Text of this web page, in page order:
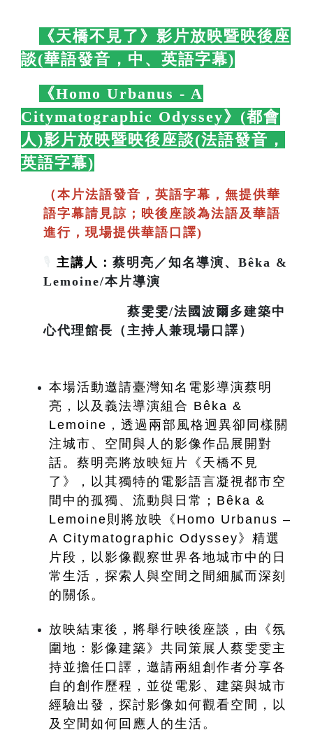
《天橋不見了》影片放映暨映後座
談(華語發音，中、英語字幕)
《Homo Urbanus - A
Citymatographic Odyssey》(都會
人)影片放映暨映後座談(法語發音，
英語字幕)
（本片法語發音，英語字幕，無提供華
語字幕請見諒；映後座談為法語及華語
進行，現場提供華語口譯)
主講人： 蔡明亮／知名導演、Bêka &
Lemoine/本片導演
蔡雯雯/法國波爾多建築中
心代理館長（主持人兼現場口譯）
本場活動邀請臺灣知名電影導演蔡明
亮，以及義法導演組合 Bêka &
Lemoine，透過兩部風格迥異卻同樣關
注城市、空間與人的影像作品展開對
話。蔡明亮將放映短片《天橋不見
了》，以其獨特的電影語言凝視都市空
間中的孤獨、流動與日常；Bêka &
Lemoine則將放映《Homo Urbanus –
A Citymatographic Odyssey》精選
片段，以影像觀察世界各地城市中的日
常生活，探索人與空間之間細膩而深刻
的關係。
放映結束後，將舉行映後座談，由《氛
圍地：影像建築》共同策展人蔡雯雯主
持並擔任口譯，邀請兩組創作者分享各
自的創作歷程，並從電影、建築與城市
經驗出發，探討影像如何觀看空間，以
及空間如何回應人的生活。